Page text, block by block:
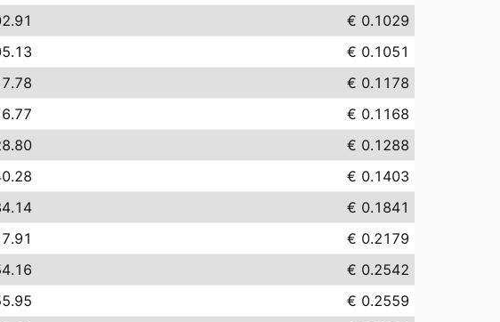
€ 0.1029
€ 0.1051
€ 0.1178
€ 0.1168
€ 0.1288
€ 0.1403
€ 0.1841
€ 0.2179
€ 0.2542
€ 0.2559